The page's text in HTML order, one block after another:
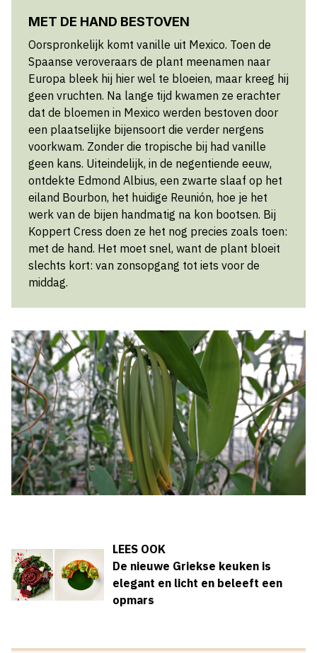
MET DE HAND BESTOVEN
Oorspronkelijk komt vanille uit Mexico. Toen de
Spaanse veroveraars de plant meenamen naar
Europa bleek hij hier wel te bloeien, maar kreeg hij
geen vruchten. Na lange tijd kwamen ze erachter
dat de bloemen in Mexico werden bestoven door
een plaatselijke bijensoort die verder nergens
voorkwam. Zonder die tropische bij had vanille
geen kans. Uiteindelijk, in de negentiende eeuw,
ontdekte Edmond Albius, een zwarte slaaf op het
eiland Bourbon, het huidige Reunión, hoe je het
werk van de bijen handmatig na kon bootsen. Bij
Koppert Cress doen ze het nog precies zoals toen:
met de hand. Het moet snel, want de plant bloeit
slechts kort: van zonsopgang tot iets voor de
middag.
LEES OOK
De nieuwe Griekse keuken is
elegant en licht en beleeft een
opmars